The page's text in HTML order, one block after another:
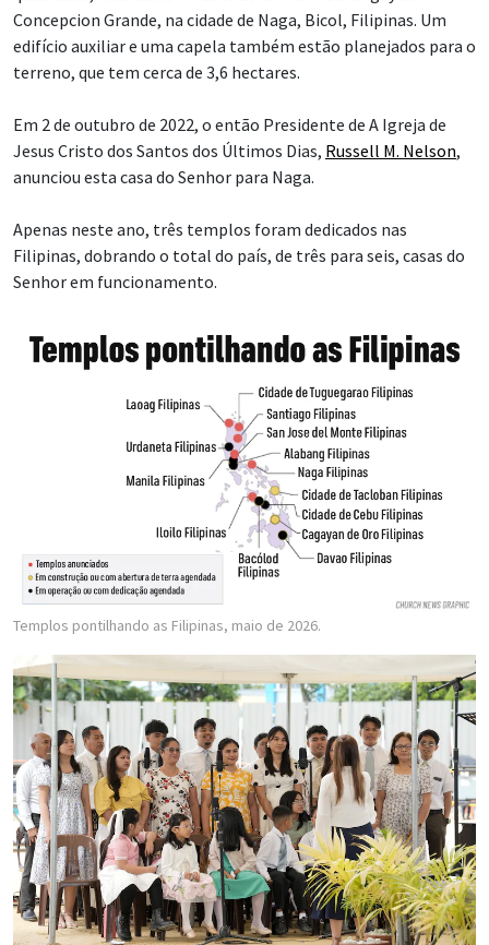
Concepcion Grande, na cidade de Naga, Bicol, Filipinas. Um
edifício auxiliar e uma capela também estão planejados para o
terreno, que tem cerca de 3,6 hectares.
Em 2 de outubro de 2022, o então Presidente de A Igreja de
Jesus Cristo dos Santos dos Últimos Dias, Russell M. Nelson,
anunciou esta casa do Senhor para Naga.
Apenas neste ano, três templos foram dedicados nas
Filipinas, dobrando o total do país, de três para seis, casas do
Senhor em funcionamento.
Templos pontilhando as Filipinas, maio de 2026.